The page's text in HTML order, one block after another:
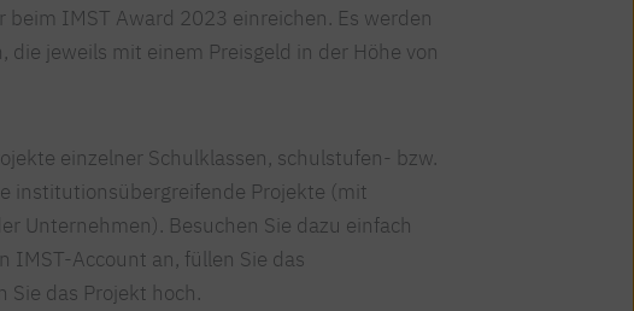
beim IMST Award 2023 einreichen. Es werden
die jeweils mit einem Preisgeld in der Höhe von
einzelner Schulklassen, schulstufen- bzw.
institutionsübergreifende Projekte (mit
Unternehmen). Besuchen Sie dazu einfach
IMST-Account an, füllen Sie das
Sie das Projekt hoch.